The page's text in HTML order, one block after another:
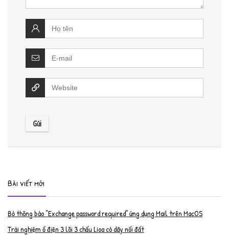
Bài viết mới
Bỏ thông báo “Exchange password required” ứng dụng Mail trên MacOS
Trải nghiệm ổ điện 3 lõi 3 chấu Lioa có dây nối đất